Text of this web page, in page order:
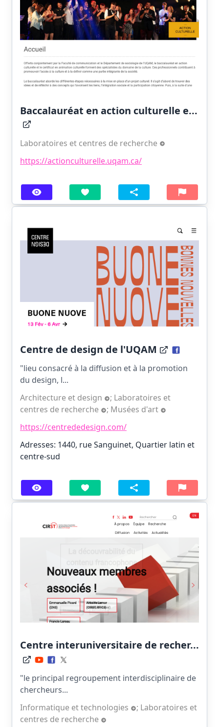
Baccalauréat en action culturelle e...
Laboratoires et centres de recherche
https://actionculturelle.uqam.ca/
Centre de design de l'UQAM
"lieu consacré à la diffusion et à la promotion
du design, l...
Architecture et design
; Laboratoires et
centres de recherche
; Musées d'art
https://centrededesign.com/
Adresses: 1440, rue Sanguinet, Quartier latin et
centre-sud
Centre interuniversitaire de recher...
"le principal regroupement interdisciplinaire de
chercheurs...
Informatique et technologies
; Laboratoires et
centres de recherche